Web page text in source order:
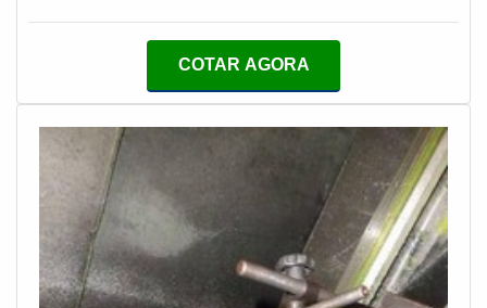
operacional, resultando em menor custo de
ISO 9001 e opções de personalização, asseguramos o
selo ideal para cada aplicação.
COTAR AGORA